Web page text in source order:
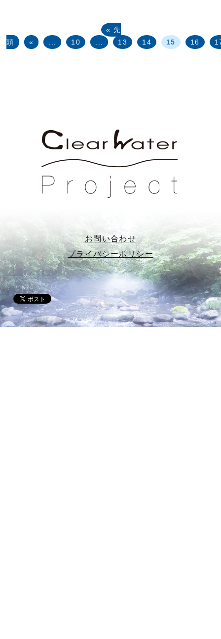
« 先
頭
« ... 10 ... 13 14 15 16
お問い合わせ
プライバシーポリシー